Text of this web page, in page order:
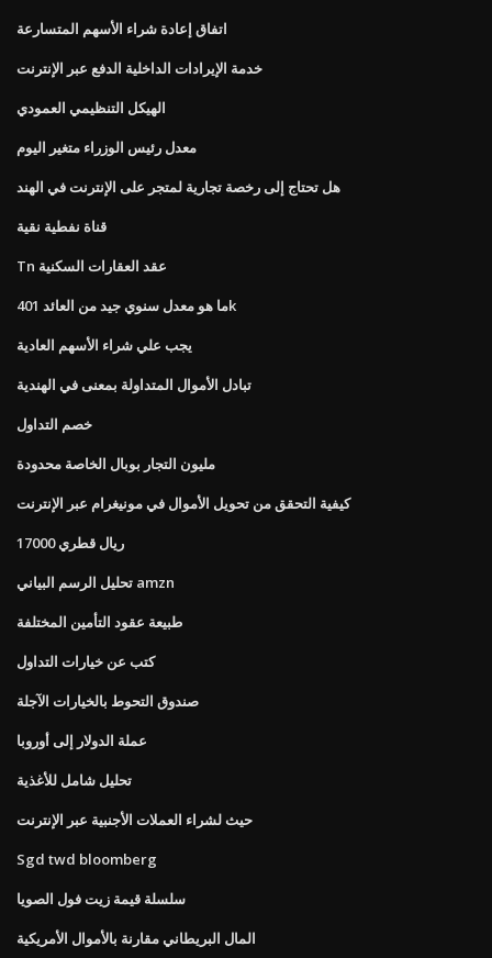
اتفاق إعادة شراء الأسهم المتسارعة
خدمة الإيرادات الداخلية الدفع عبر الإنترنت
الهيكل التنظيمي العمودي
معدل رئيس الوزراء متغير اليوم
هل تحتاج إلى رخصة تجارية لمتجر على الإنترنت في الهند
قناة نفطية نقية
Tn عقد العقارات السكنية
ما هو معدل سنوي جيد من العائد 401k
يجب علي شراء الأسهم العادية
تبادل الأموال المتداولة بمعنى في الهندية
خصم التداول
مليون التجار بوبال الخاصة محدودة
كيفية التحقق من تحويل الأموال في مونيغرام عبر الإنترنت
17000 ريال قطري
تحليل الرسم البياني amzn
طبيعة عقود التأمين المختلفة
كتب عن خيارات التداول
صندوق التحوط بالخيارات الآجلة
عملة الدولار إلى أوروبا
تحليل شامل للأغذية
حيث لشراء العملات الأجنبية عبر الإنترنت
Sgd twd bloomberg
سلسلة قيمة زيت فول الصويا
المال البريطاني مقارنة بالأموال الأمريكية